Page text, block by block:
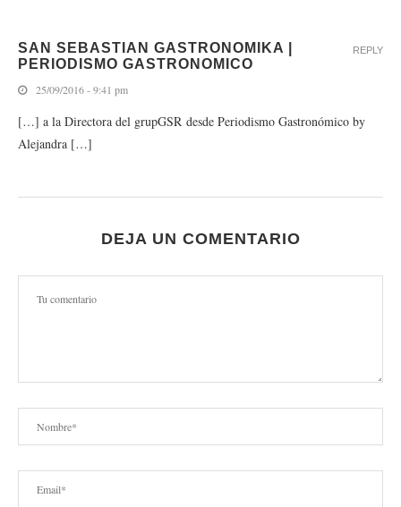
SAN SEBASTIAN GASTRONOMIKA |
PERIODISMO GASTRONOMICO
25/09/2016 - 9:41 pm
[…] a la Directora del grupGSR desde Periodismo Gastronómico by
Alejandra […]
REPLY
DEJA UN COMENTARIO